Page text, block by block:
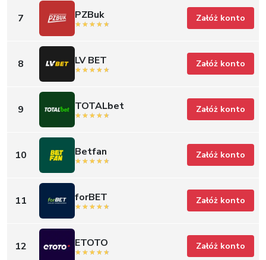
7 PZBuk Załóż konto
8 LV BET Załóż konto
9 TOTALbet Załóż konto
10 Betfan Załóż konto
11 forBET Załóż konto
12 ETOTO Załóż konto